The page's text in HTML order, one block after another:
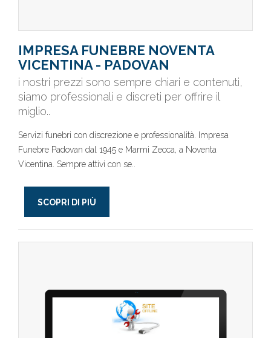
IMPRESA FUNEBRE NOVENTA
VICENTINA - PADOVAN
i nostri prezzi sono sempre chiari e contenuti,
siamo professionali e discreti per offrire il
miglio..
Servizi funebri con discrezione e professionalità. Impresa
Funebre Padovan dal 1945 e Marmi Zecca, a Noventa
Vicentina. Sempre attivi con se..
SCOPRI DI PIÙ